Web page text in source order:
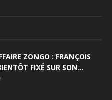
ZONGO : FRANÇOIS
FIXÉ SUR SON...